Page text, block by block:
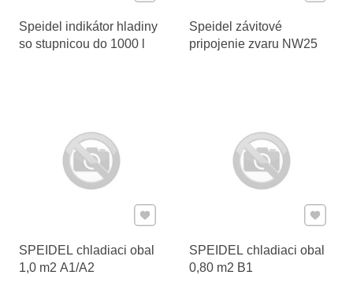
Speidel indikátor hladiny
so stupnicou do 1000 l
Speidel závitové
pripojenie zvaru NW25
SPEIDEL chladiaci obal
1,0 m2 A1/A2
Pridať k Obľúbeným
SPEIDEL chladiaci obal
0,80 m2 B1
Pridať